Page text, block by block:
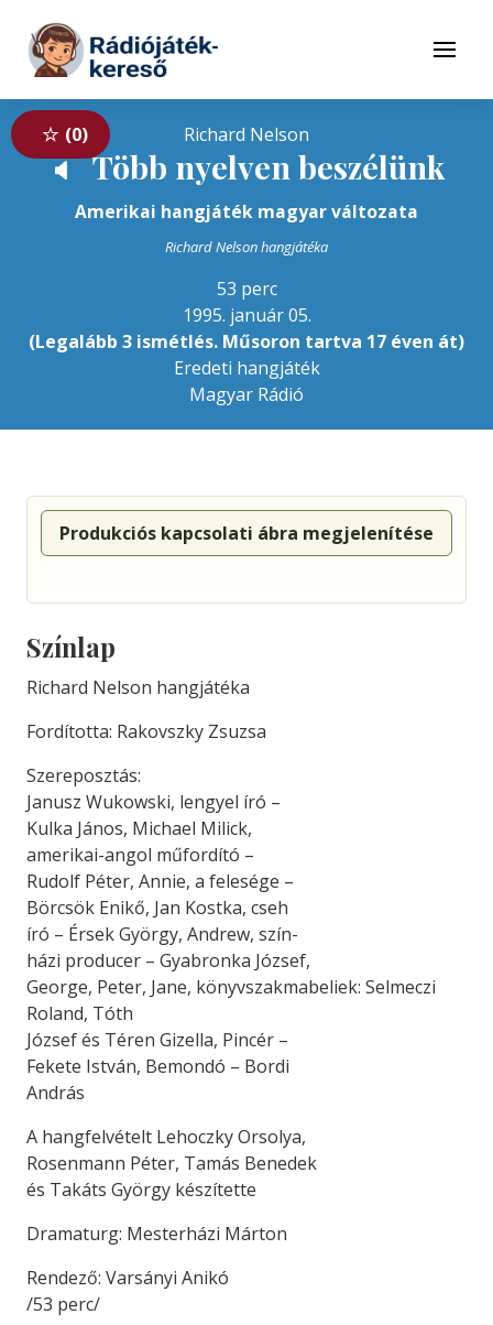
Tovább a tartalomhoz
Menü
0 Richard Nelson
🔈 Több nyelven beszélünk
Amerikai hangjáték magyar változata
Richard Nelson hangjátéka
53 perc
1995. január 05.
(Legalább 3 ismétlés. Műsoron tartva 17 éven át)
Eredeti hangjáték
Magyar Rádió
Produkciós kapcsolati ábra megjelenítése
Színlap
Richard Nelson hangjátéka
Fordította: Rakovszky Zsuzsa
Szereposztás:
Janusz Wukowski, lengyel író –
Kulka János, Michael Milick,
amerikai-angol műfordító –
Rudolf Péter, Annie, a felesége –
Börcsök Enikő, Jan Kostka, cseh
író – Érsek György, Andrew, szín-
házi producer – Gyabronka József,
George, Peter, Jane, könyvszakmabeliek: Selmeczi
Roland, Tóth
József és Téren Gizella, Pincér –
Fekete István, Bemondó – Bordi
András
A hangfelvételt Lehoczky Orsolya,
Rosenmann Péter, Tamás Benedek
és Takáts György készítette
Dramaturg: Mesterházi Márton
Rendező: Varsányi Anikó
/53 perc/